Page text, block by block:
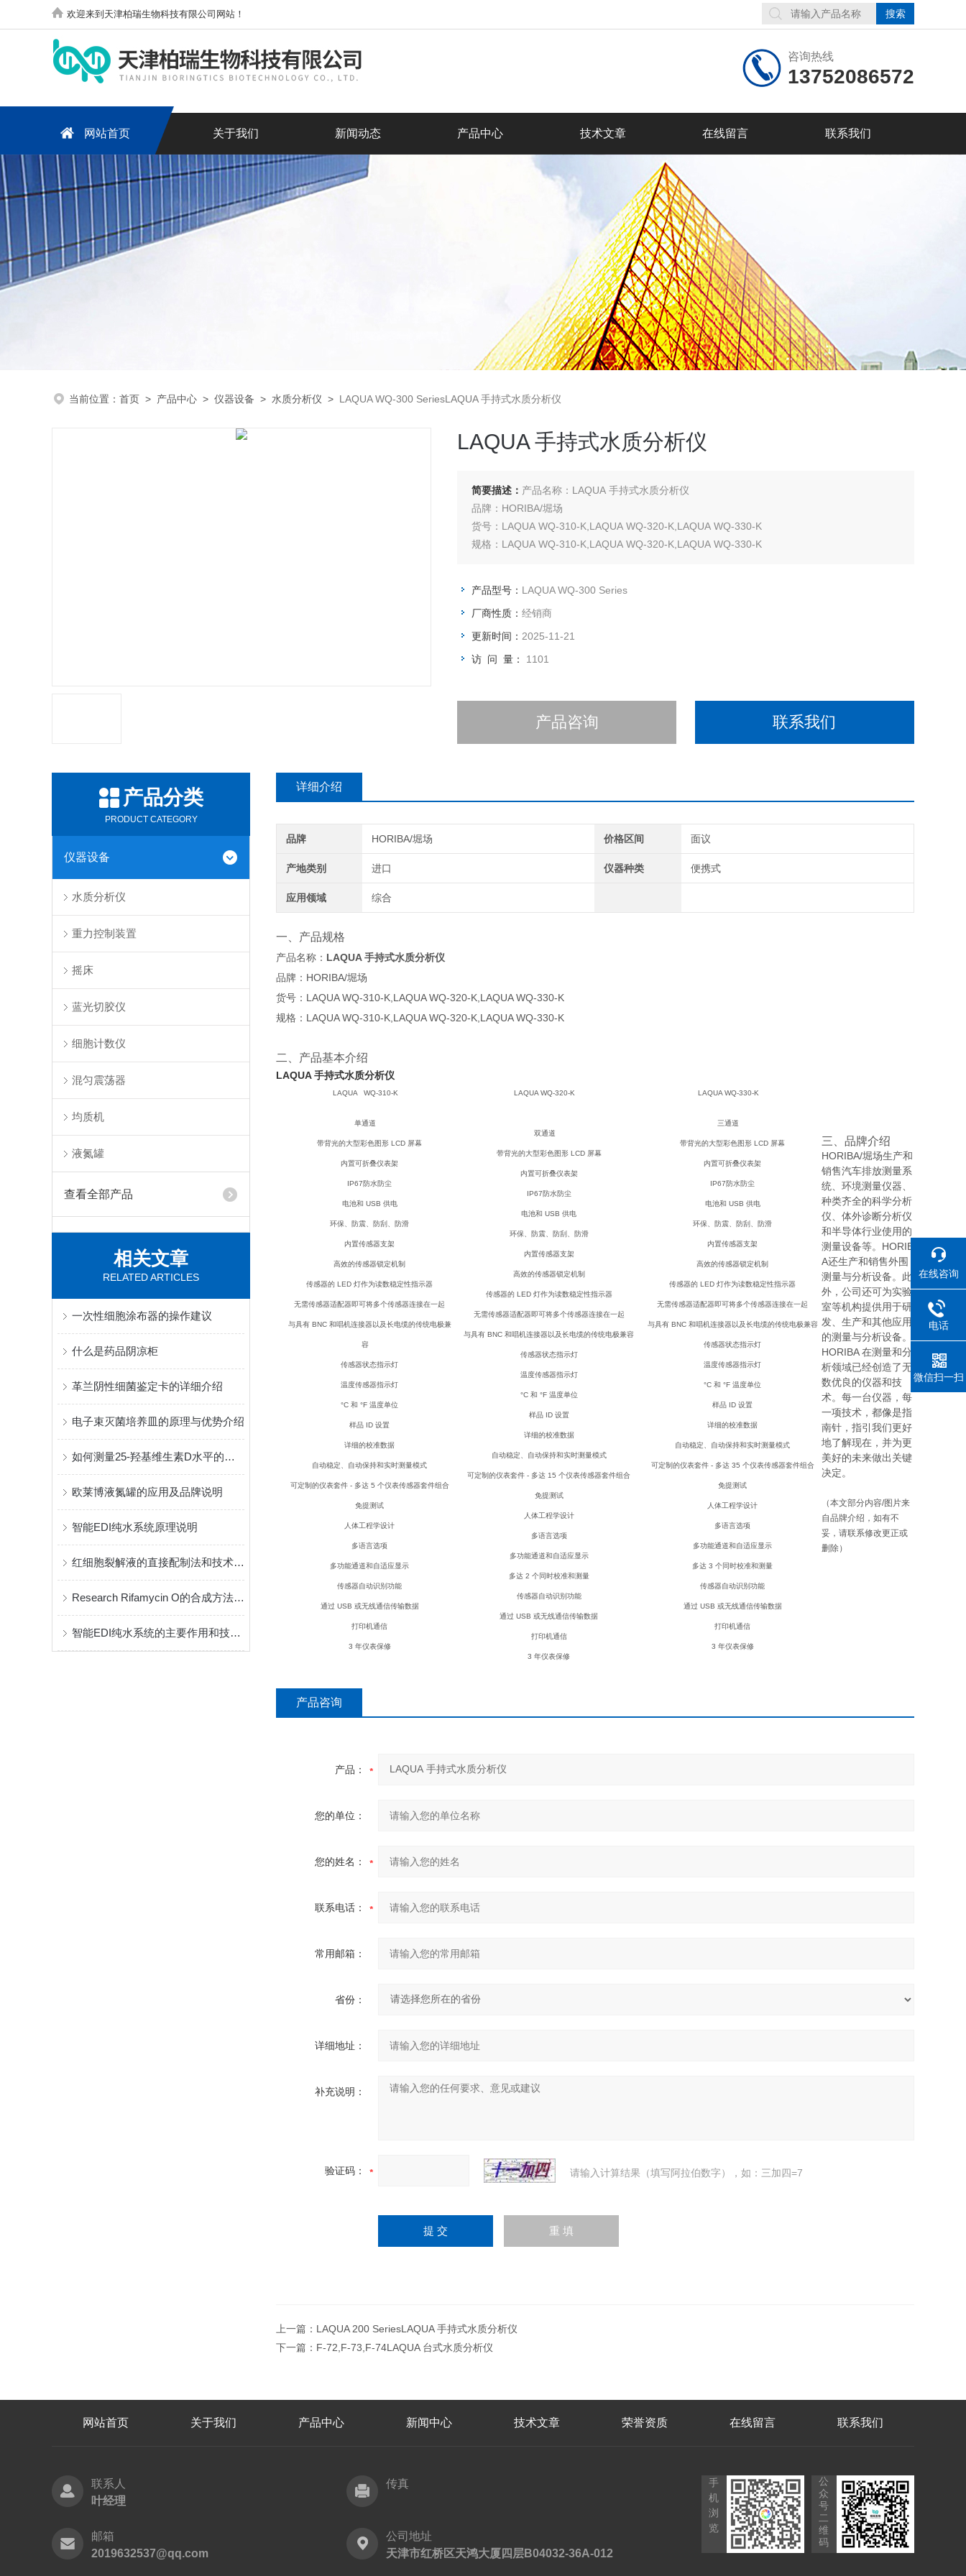
欢迎来到天津柏瑞生物科技有限公司网站！
咨询热线
13752086572
网站首页 关于我们 新闻动态 产品中心 技术文章 在线留言 联系我们
当前位置： 首页 > 产品中心 > 仪器设备 > 水质分析仪 > LAQUA WQ-300 SeriesLAQUA 手持式水质分析仪
LAQUA 手持式水质分析仪
简要描述： 产品名称：LAQUA 手持式水质分析仪
品牌：HORIBA/堀场
货号：LAQUA WQ-310-K,LAQUA WQ-320-K,LAQUA WQ-330-K
规格：LAQUA WQ-310-K,LAQUA WQ-320-K,LAQUA WQ-330-K
产品型号： LAQUA WQ-300 Series
厂商性质： 经销商
更新时间： 2025-11-21
访 问 量： 1101
产品咨询 联系我们
产品分类
PRODUCT CATEGORY
仪器设备
水质分析仪
重力控制装置
摇床
蓝光切胶仪
细胞计数仪
混匀震荡器
均质机
液氮罐
查看全部产品
相关文章
RELATED ARTICLES
一次性细胞涂布器的操作建议
什么是药品阴凉柜
革兰阴性细菌鉴定卡的详细介绍
电子束灭菌培养皿的原理与优势介绍
如何测量25-羟基维生素D水平的方法与技术
欧莱博液氮罐的应用及品牌说明
智能EDI纯水系统原理说明
红细胞裂解液的直接配制法和技术优势说明
Research Rifamycin O的合成方法与化学特性
智能EDI纯水系统的主要作用和技术特点概述
详细介绍
品牌 HORIBA/堀场 价格区间 面议
产地类别 进口 仪器种类 便携式
应用领域 综合
一、产品规格
产品名称： LAQUA 手持式水质分析仪
品牌：HORIBA/堀场
货号：LAQUA WQ-310-K,LAQUA WQ-320-K,LAQUA WQ-330-K
规格：LAQUA WQ-310-K,LAQUA WQ-320-K,LAQUA WQ-330-K
二、产品基本介绍
LAQUA 手持式水质分析仪
LAQUA WQ-310-K LAQUA WQ-320-K LAQUA WQ-330-K
单通道
带背光的大型彩色图形 LCD 屏幕
内置可折叠仪表架
IP67防水防尘
电池和 USB 供电
环保、防震、防刮、防滑
内置传感器支架
高效的传感器锁定机制
传感器的 LED 灯作为读数稳定性指示器
无需传感器适配器即可将多个传感器连接在一起
与具有 BNC 和唱机连接器以及长电缆的传统电极兼
容
传感器状态指示灯
温度传感器指示灯
°C 和 °F 温度单位
样品 ID 设置
详细的校准数据
自动稳定、自动保持和实时测量模式
可定制的仪表套件 - 多达 5 个仪表传感器套件组合
免提测试
人体工程学设计
多语言选项
多功能通道和自适应显示
传感器自动识别功能
通过 USB 或无线通信传输数据
打印机通信
3 年仪表保修
双通道
带背光的大型彩色图形 LCD 屏幕
内置可折叠仪表架
IP67防水防尘
电池和 USB 供电
环保、防震、防刮、防滑
内置传感器支架
高效的传感器锁定机制
传感器的 LED 灯作为读数稳定性指示器
无需传感器适配器即可将多个传感器连接在一起
与具有 BNC 和唱机连接器以及长电缆的传统电极兼容
传感器状态指示灯
温度传感器指示灯
°C 和 °F 温度单位
样品 ID 设置
详细的校准数据
自动稳定、自动保持和实时测量模式
可定制的仪表套件 - 多达 15 个仪表传感器套件组合
免提测试
人体工程学设计
多语言选项
多功能通道和自适应显示
多达 2 个同时校准和测量
传感器自动识别功能
通过 USB 或无线通信传输数据
打印机通信
3 年仪表保修
三通道
带背光的大型彩色图形 LCD 屏幕
内置可折叠仪表架
IP67防水防尘
电池和 USB 供电
环保、防震、防刮、防滑
内置传感器支架
高效的传感器锁定机制
传感器的 LED 灯作为读数稳定性指示器
无需传感器适配器即可将多个传感器连接在一起
与具有 BNC 和唱机连接器以及长电缆的传统电极兼容
传感器状态指示灯
温度传感器指示灯
°C 和 °F 温度单位
样品 ID 设置
详细的校准数据
自动稳定、自动保持和实时测量模式
可定制的仪表套件 - 多达 35 个仪表传感器套件组合
免提测试
人体工程学设计
多语言选项
多功能通道和自适应显示
多达 3 个同时校准和测量
传感器自动识别功能
通过 USB 或无线通信传输数据
打印机通信
3 年仪表保修
三、品牌介绍
HORIBA/堀场生产和
销售汽车排放测量系
统、环境测量仪器、
种类齐全的科学分析
仪、体外诊断分析仪
和半导体行业使用的
测量设备等。HORIB
A还生产和销售外围
测量与分析设备。此
外，公司还可为实验
室等机构提供用于研
发、生产和其他应用
的测量与分析设备。
HORIBA 在测量和分
析领域已经创造了无
数优良的仪器和技
术。每一台仪器，每
一项技术，都像是指
南针，指引我们更好
地了解现在，并为更
美好的未来做出关键
决定。
（本文部分内容/图片来
自品牌介绍，如有不
妥，请联系修改更正或
删除）
产品咨询
产品：
您的单位：
您的姓名：
联系电话：
常用邮箱：
省份：
详细地址：
补充说明：
验证码： 请输入计算结果（填写阿拉伯数字），如：三加四=7
上一篇： LAQUA 200 SeriesLAQUA 手持式水质分析仪
下一篇： F-72,F-73,F-74LAQUA 台式水质分析仪
网站首页 关于我们 产品中心 新闻中心 技术文章 荣誉资质 在线留言 联系我们
联系人
叶经理
传真
邮箱
2019632537@qq.com
公司地址
天津市红桥区天鸿大厦四层B04032-36A-012
手
机
浏
览
公
众
号
二
维
码
在线咨询
电话
微信扫一扫